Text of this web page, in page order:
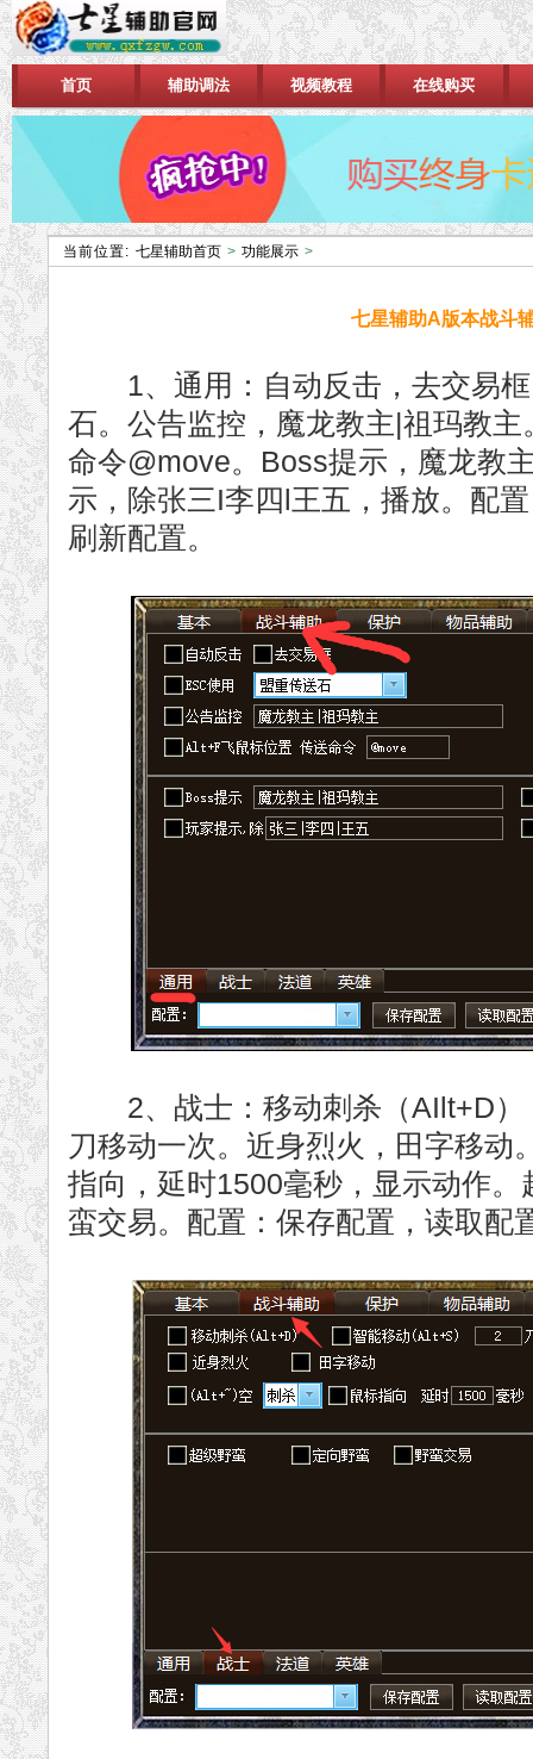
首页 辅助调法 视频教程 在线购买
当前位置: 七星辅助首页 > 功能展示 >
七星辅助A版本战斗
1、通用：自动反击，去交易框
石。公告监控，魔龙教主|祖玛教
命令@move。Boss提示，魔龙教
示，除张三I李四l王五，播放。配
刷新配置。
2、战士：移动刺杀（AIlt+D）
刀移动一次。近身烈火，田字移动
指向，延时1500毫秒，显示动作
蛮交易。配置：保存配置，读取配